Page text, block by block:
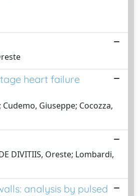
heart failure
Giuseppe; Cocozza,
DIVITIIS, Oreste; Lombardi,
analysis by pulsed